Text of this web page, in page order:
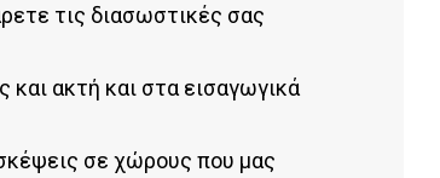
τις διασωστικές σας
ακτή και στα εισαγωγικά
σε χώρους που μας